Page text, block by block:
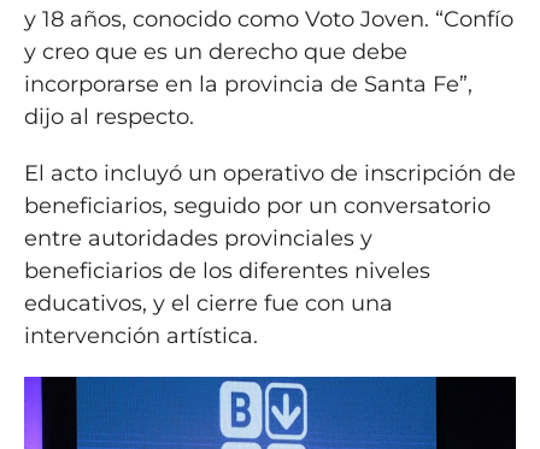
y 18 años, conocido como Voto Joven. “Confío
y creo que es un derecho que debe
incorporarse en la provincia de Santa Fe”,
dijo al respecto.
El acto incluyó un operativo de inscripción de
beneficiarios, seguido por un conversatorio
entre autoridades provinciales y
beneficiarios de los diferentes niveles
educativos, y el cierre fue con una
intervención artística.